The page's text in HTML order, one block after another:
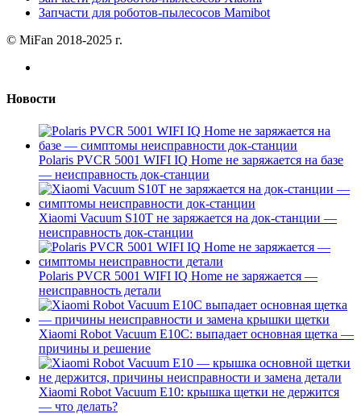
Запчасти для роботов-пылесосов Mamibot
© MiFan 2018-2025 г.
Новости
Polaris PVCR 5001 WIFI IQ Home не заряжается на базе
— неисправность док-станции
Xiaomi Vacuum S10T не заряжается на док-станции —
неисправность док-станции
Polaris PVCR 5001 WIFI IQ Home не заряжается —
неисправность детали
Xiaomi Robot Vacuum E10C: выпадает основная щетка —
причины и решение
Xiaomi Robot Vacuum E10: крышка щетки не держится
— что делать?